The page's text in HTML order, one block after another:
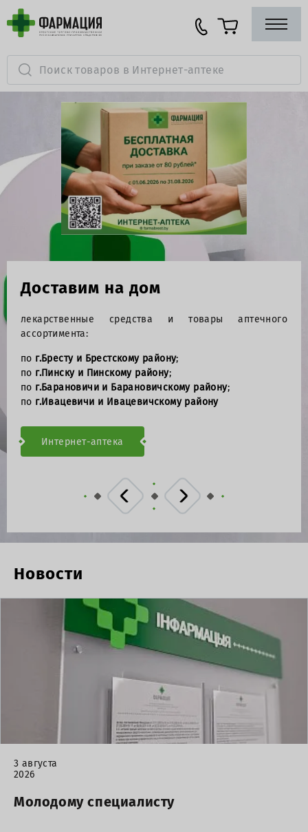
Доставим на дом
лекарственные средства и товары аптечного
ассортимента:
по г.Бресту и Брестскому району;
по г.Пинску и Пинскому району;
по г.Барановичи и Барановичскому району;
по г.Ивацевичи и Ивацевичскому району
Интернет-аптека
Качество
Надежность
Уверенность
Новости
3 августа
2026
Молодому специалисту